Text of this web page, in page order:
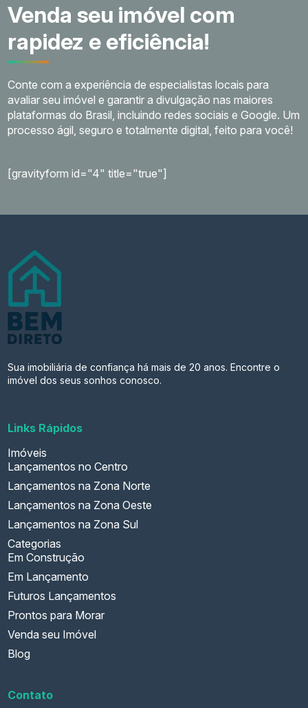
Venda seu imóvel com
rapidez e eficiência!
Conte com a experiência de especialistas locais para
avaliar seu imóvel e garantir a divulgação nas maiores
plataformas do Brasil, incluindo redes sociais e Google. Um
processo ágil, seguro e totalmente digital, feito para você!
[gravityform id="4" title="true"]
Sua imobiliária de confiança há mais de 20 anos. Encontre o
imóvel dos seus sonhos conosco.
Links Rápidos
Imóveis
Lançamentos no Centro
Lançamentos na Zona Norte
Lançamentos na Zona Oeste
Lançamentos na Zona Sul
Categorias
Em Construção
Em Lançamento
Futuros Lançamentos
Prontos para Morar
Venda seu Imóvel
Blog
Contato